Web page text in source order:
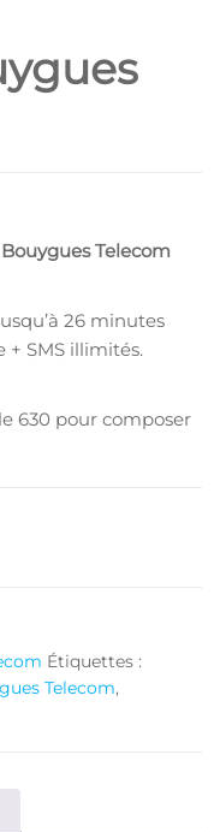
Telecom
26 minutes
+ SMS illimités.
630 pour composer
Étiquettes :
Telecom,